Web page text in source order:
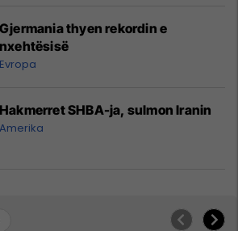
Gjermania thyen rekordin e
nxehtësisë
Evropa
Hakmerret SHBA-ja, sulmon Iranin
Amerika